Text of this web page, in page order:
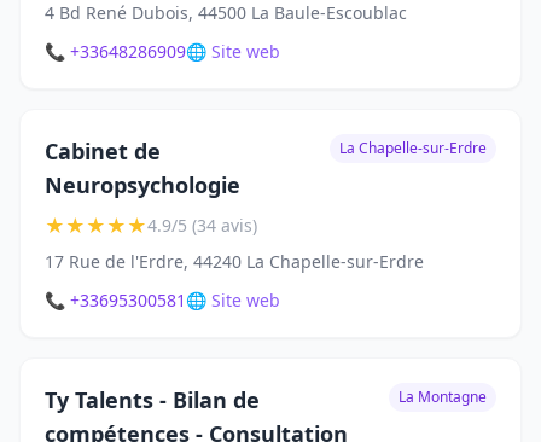
4 Bd René Dubois, 44500 La Baule-Escoublac
📞 +33648286909🌐 Site web
Cabinet de
Neuropsychologie
La Chapelle-sur-Erdre
★★★★★4.9/5 (34 avis)
17 Rue de l'Erdre, 44240 La Chapelle-sur-Erdre
📞 +33695300581 🌐 Site web
Ty Talents - Bilan de
compétences - Consultation
La Montagne